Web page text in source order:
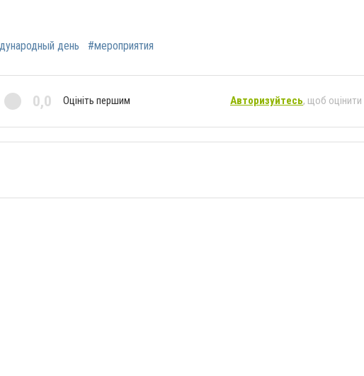
день #мероприятия
0,0 Оцініть першим Авторизуйтесь, щоб оцінити